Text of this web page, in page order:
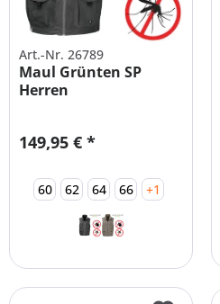
Art.-Nr. 26789
Maul Grünten SP
Herren
149,95 € *
60 62 64 66 +1